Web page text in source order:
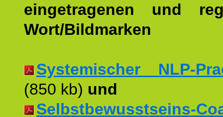
eingetragenen und
Wort/Bildmarken
Systemischer NLP-
(850 kb) und
Selbstbewusstseins-